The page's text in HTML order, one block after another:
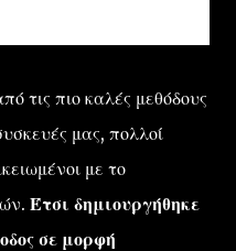
τις πιο καλές μεθόδους
μας, πολλοί
με το
Έτσι δημιουργήθηκε
σε μορφή